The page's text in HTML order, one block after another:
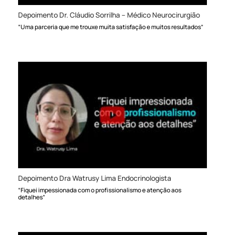
Depoimento Dr. Cláudio Sorrilha – Médico Neurocirurgião
“Uma parceria que me trouxe muita satisfação e muitos resultados”
Depoimento Dra Watrusy Lima Endocrinologista
“Fiquei impessionada com o profissionalismo e atenção aos
detalhes”